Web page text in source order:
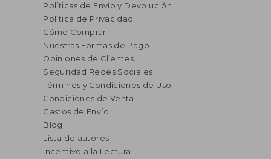
Políticas de Envío y Devolución
Política de Privacidad
Cómo Comprar
Nuestras Formas de Pago
Opiniones de Clientes
Seguridad Redes Sociales
Términos y Condiciones de Uso
Condiciones de Venta
Gastos de Envío
Blog
Lista de autores
Incentivo a la Lectura